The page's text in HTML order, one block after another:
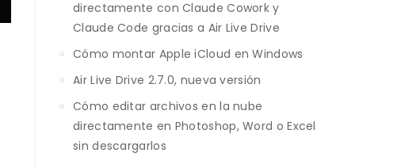
directamente con Claude Cowork y
Claude Code gracias a Air Live Drive
Cómo montar Apple iCloud en Windows
Air Live Drive 2.7.0, nueva versión
Cómo editar archivos en la nube
directamente en Photoshop, Word o Excel
sin descargarlos